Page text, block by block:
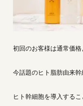
初回のお客様は通常価格
今話題のヒト脂肪由来幹
ヒト幹細胞を導入する